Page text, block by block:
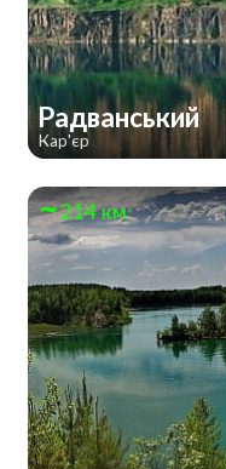
Радванський
Кар'єр
214 км